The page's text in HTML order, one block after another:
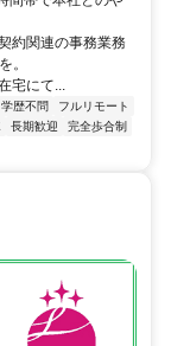
関連の事務業務
。
にて...
学歴不問
フルリモート
長期歓迎
完全歩合制